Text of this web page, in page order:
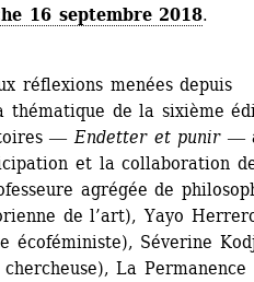
16 septembre 2018.
réflexions menées depuis
thématique de la sixième
― Endetter et punir ―
et la collaboration
agrégée de
de l’art), Yayo
écoféministe), Séverine
La Permanence